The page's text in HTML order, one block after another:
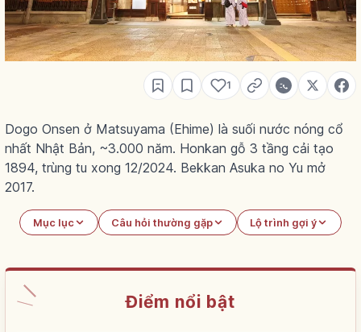
1
Dogo Onsen ở Matsuyama (Ehime) là suối nước nóng cổ
nhất Nhật Bản, ~3.000 năm. Honkan gỗ 3 tầng cải tạo
1894, trùng tu xong 12/2024. Bekkan Asuka no Yu mở
2017.
Mục lục Câu hỏi thường gặp Lộ trình gợi ý
Điểm nổi bật